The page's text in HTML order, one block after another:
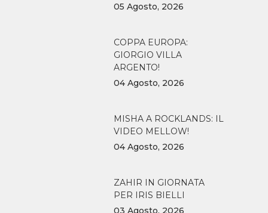
05 Agosto, 2026
COPPA EUROPA:
GIORGIO VILLA
ARGENTO!
04 Agosto, 2026
MISHA A ROCKLANDS: IL
VIDEO MELLOW!
04 Agosto, 2026
ZAHIR IN GIORNATA
PER IRIS BIELLI
03 Agosto, 2026